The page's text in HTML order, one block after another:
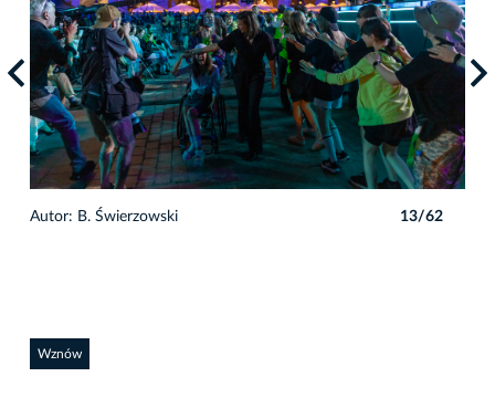
Autor: B. Świerzowski 13/62
Wznów